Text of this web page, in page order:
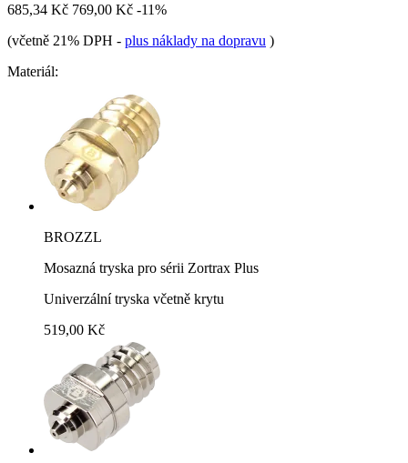
685,34 Kč 769,00 Kč -11%
(včetně 21% DPH - plus náklady na dopravu )
Materiál:
BROZZL
Mosazná tryska pro sérii Zortrax Plus
Univerzální tryska včetně krytu
519,00 Kč